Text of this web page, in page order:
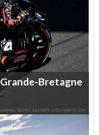
Grande-Bretagne